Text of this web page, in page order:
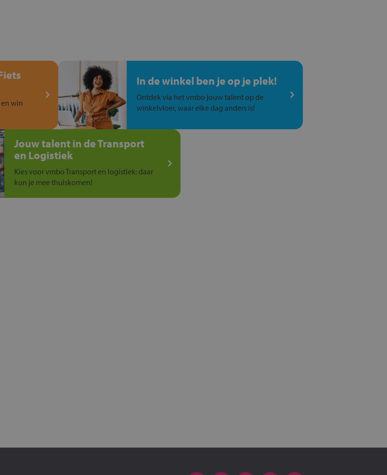
en win
In de winkel ben je op je plek!
Ontdek via het vmbo jouw talent op de
winkelvloer, waar elke dag anders is!
Jouw talent in de Transport
en Logistiek
Kies voor vmbo Transport en logistiek: daar
kun je mee thuiskomen!